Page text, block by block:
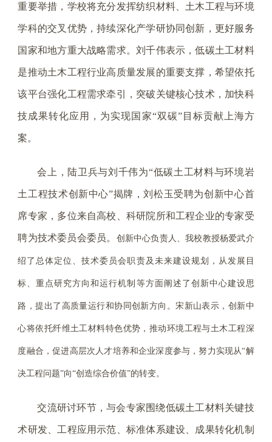
重要举措，学校将充分发挥纺织材料、土木工程与环境
学科的交叉优势，持续深化产学研协同创新，更好服务
国家和地方重大战略需求。刘千伟表示，低碳土工材料
是推动土木工程行业高质量发展的重要支撑，希望依托
该平台强化工程需求牵引，突破关键核心技术，加快科
技成果转化应用，为实现国家“双碳”目标贡献上海方
案。
会上，陆卫兵与刘千伟为“低碳土工材料与环境岩
土工程技术创新中心”揭牌，刘松玉受聘为创新中心首
席专家，多位来自高校、科研院所和工程企业的专家受
聘为技术委员会委员。 创新中心负责人、我校教授杨爱武介
绍了总体定位、技术委员会职责及未来建设规划，从发展目
标、重点研究方向和运行机制等方面阐述了创新中心建设思
路，提出了高质量运行和协同创新方向。宋新山表示，创新中
心将依托纤维土工材料特色优势，推动环境工程与土木工程深
度融合，促进高层次人才培养和企业深度参与，努力实现从“解
决工程问题”向“创造综合价值”的转变。
交流研讨环节，与会专家围绕低碳土工材料关键技
术研发、工程应用示范、标准体系建设、成果转化机制